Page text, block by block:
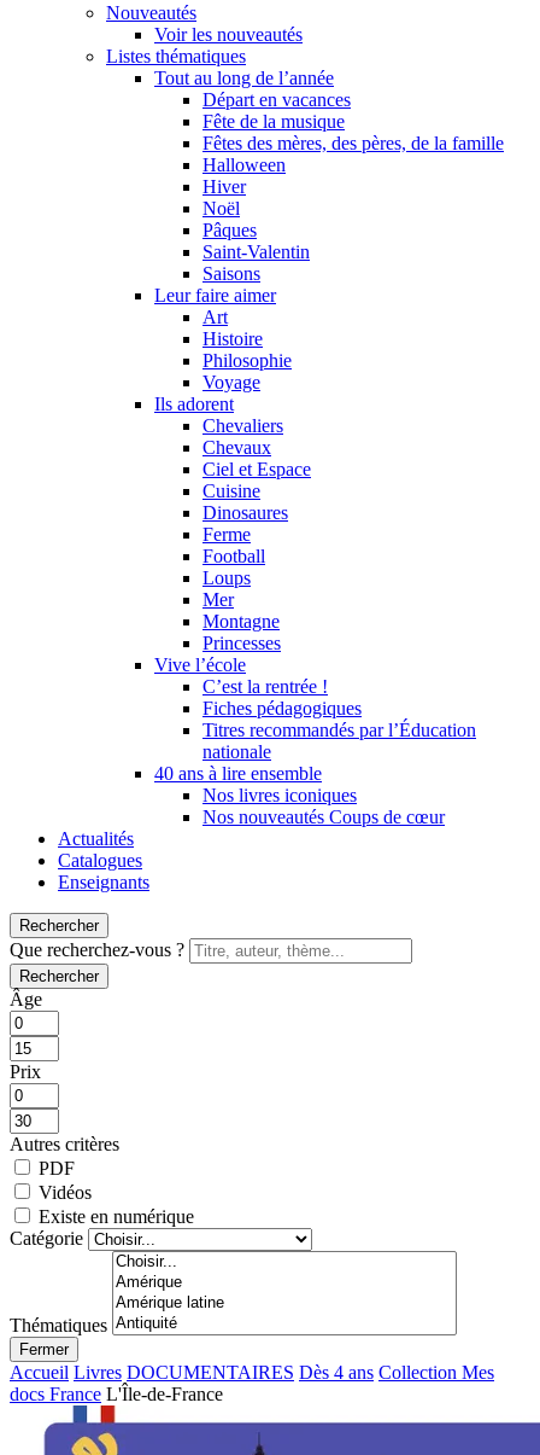
Nouveautés
Voir les nouveautés
Listes thématiques
Tout au long de l’année
Départ en vacances
Fête de la musique
Fêtes des mères, des pères, de la famille
Halloween
Hiver
Noël
Pâques
Saint-Valentin
Saisons
Leur faire aimer
Art
Histoire
Philosophie
Voyage
Ils adorent
Chevaliers
Chevaux
Ciel et Espace
Cuisine
Dinosaures
Ferme
Football
Loups
Mer
Montagne
Princesses
Vive l’école
C’est la rentrée !
Fiches pédagogiques
Titres recommandés par l’Éducation
nationale
40 ans à lire ensemble
Nos livres iconiques
Nos nouveautés Coups de cœur
Actualités
Catalogues
Enseignants
Rechercher
Que recherchez-vous ?
Rechercher
Âge
Prix
Autres critères
PDF
Vidéos
Existe en numérique
Catégorie
Thématiques
Fermer
Accueil Livres DOCUMENTAIRES Dès 4 ans Collection Mes
docs France L'Île-de-France